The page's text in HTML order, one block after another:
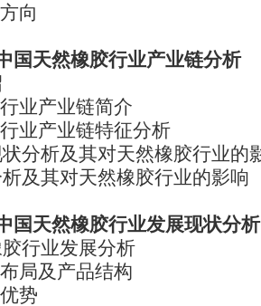
向
国天然橡胶行业产业链分析
业产业链简介
业产业链特征分析
分析及其对天然橡胶行业的
及其对天然橡胶行业的影响
国天然橡胶行业发展现状分析
行业发展分析
局及产品结构
势